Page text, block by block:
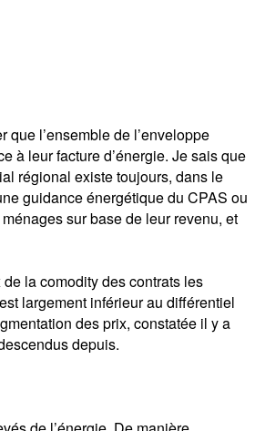
l’ensemble de l’enveloppe
à leur facture d’énergie. Je sais que
régional existe toujours, dans le
guidance énergétique du CPAS ou
sur base de leur revenu, et
la comodity des contrats les
largement inférieur au différentiel
des prix, constatée il y a
depuis.